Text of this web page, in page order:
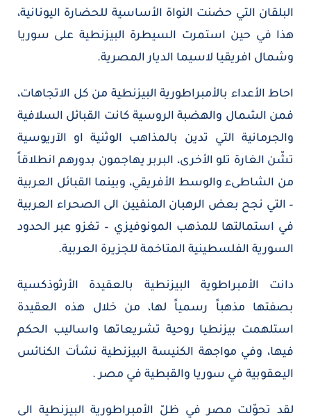
البلقان التي حضنت النواة الأساسية للحضارة اليونانية،
هذا في حين استمرت السيطرة البيزنطية على سوريا
وشمال افريقيا لاسيما الديار المصرية.
احاط الأعداء بالأمبراطورية البيزنطية من كل الاتجاهات،
فمن الشمال والهضبة الروسية كانت القبائل السلافية
والجرمانية التي تدين بالمذاهب الوثنية او الآريوسية
تشّن الغارة تلو الأخرى، البربر يهاجمون بدورهم انطلاقاً
من الشاطىء والوسط الأفريقي، وبينما القبائل العربية
– التي نجح بعض الرهبان المنفيين الى الصحراء العربية
في استمالتها للمذهب المونوفيزي – تغزو عبر الحدود
السورية الفلسطينية المتاخمة للجزيرة العربية.
دانت الأمبراطوية البيزنطية بالعقيدة الأرثوذكسية
بصفتها مذهباً رسمياً لها، من خلال هذه العقيدة
استلهمت بيزنطيا روحية تشريعاتها واساليب الحكم
فيها، وفي مواجهة الكنيسة البيزنطية نشأت الكنائس
اليعقوبية في سوريا والقبطية في مصر .
لقد تحوّلت مصر في ظلّ الأمبراطورية البيزنطية الى